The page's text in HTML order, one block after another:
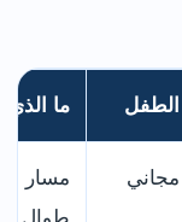
الطفل ما
مجاني
مسار